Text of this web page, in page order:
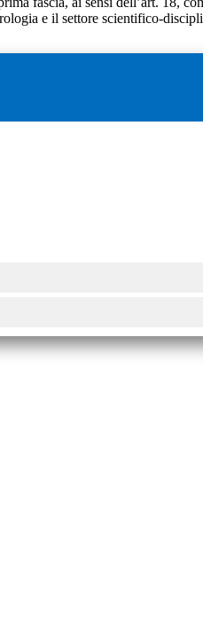
e il settore scientifico-